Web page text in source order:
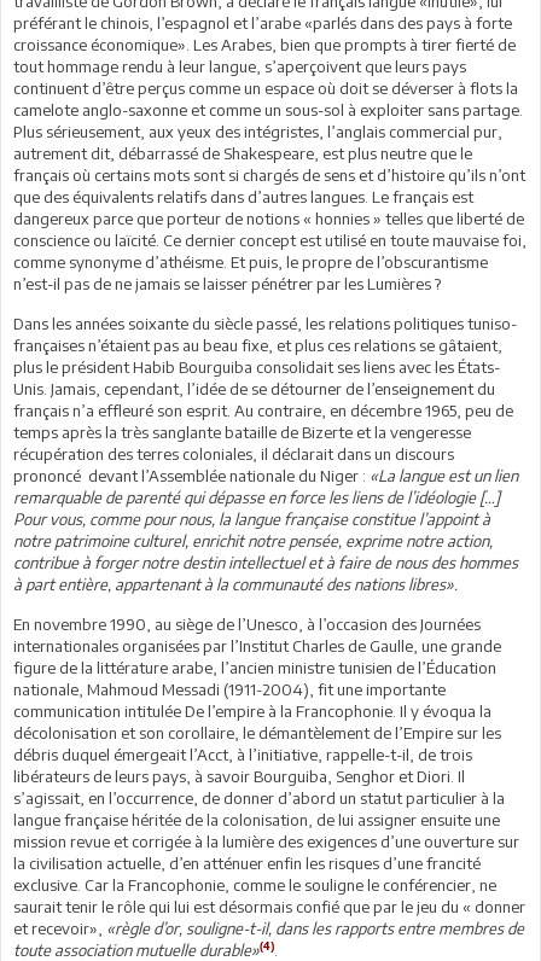
préférant le chinois, l’espagnol et l’arabe «parlés dans des pays à forte
croissance économique». Les Arabes, bien que prompts à tirer fierté de
tout hommage rendu à leur langue, s’aperçoivent que leurs pays
continuent d’être perçus comme un espace où doit se déverser à flots la
camelote anglo-saxonne et comme un sous-sol à exploiter sans partage.
Plus sérieusement, aux yeux des intégristes, l’anglais commercial pur,
autrement dit, débarrassé de Shakespeare, est plus neutre que le
français où certains mots sont si chargés de sens et d’histoire qu’ils n’ont
que des équivalents relatifs dans d’autres langues. Le français est
dangereux parce que porteur de notions « honnies » telles que liberté de
conscience ou laïcité. Ce dernier concept est utilisé en toute mauvaise foi,
comme synonyme d’athéisme. Et puis, le propre de l’obscurantisme
n’est-il pas de ne jamais se laisser pénétrer par les Lumières ?
Dans les années soixante du siècle passé, les relations politiques tuniso-
françaises n’étaient pas au beau fixe, et plus ces relations se gâtaient,
plus le président Habib Bourguiba consolidait ses liens avec les États-
Unis. Jamais, cependant, l’idée de se détourner de l’enseignement du
français n’a effleuré son esprit. Au contraire, en décembre 1965, peu de
temps après la très sanglante bataille de Bizerte et la vengeresse
récupération des terres coloniales, il déclarait dans un discours
prononcé devant l’Assemblée nationale du Niger : «La langue est un lien
remarquable de parenté qui dépasse en force les liens de l’idéologie […]
Pour vous, comme pour nous, la langue française constitue l’appoint à
notre patrimoine culturel, enrichit notre pensée, exprime notre action,
contribue à forger notre destin intellectuel et à faire de nous des hommes
à part entière, appartenant à la communauté des nations libres».
En novembre 1990, au siège de l’Unesco, à l’occasion des Journées
internationales organisées par l’Institut Charles de Gaulle, une grande
figure de la littérature arabe, l’ancien ministre tunisien de l’Éducation
nationale, Mahmoud Messadi (1911-2004), fit une importante
communication intitulée De l’empire à la Francophonie. Il y évoqua la
décolonisation et son corollaire, le démantèlement de l’Empire sur les
débris duquel émergeait l’Acct, à l’initiative, rappelle-t-il, de trois
libérateurs de leurs pays, à savoir Bourguiba, Senghor et Diori. Il
s’agissait, en l’occurrence, de donner d’abord un statut particulier à la
langue française héritée de la colonisation, de lui assigner ensuite une
mission revue et corrigée à la lumière des exigences d’une ouverture sur
la civilisation actuelle, d’en atténuer enfin les risques d’une francité
exclusive. Car la Francophonie, comme le souligne le conférencier, ne
saurait tenir le rôle qui lui est désormais confié que par le jeu du « donner
et recevoir», «règle d’or, souligne-t-il, dans les rapports entre membres de
toute association mutuelle durable»(4)